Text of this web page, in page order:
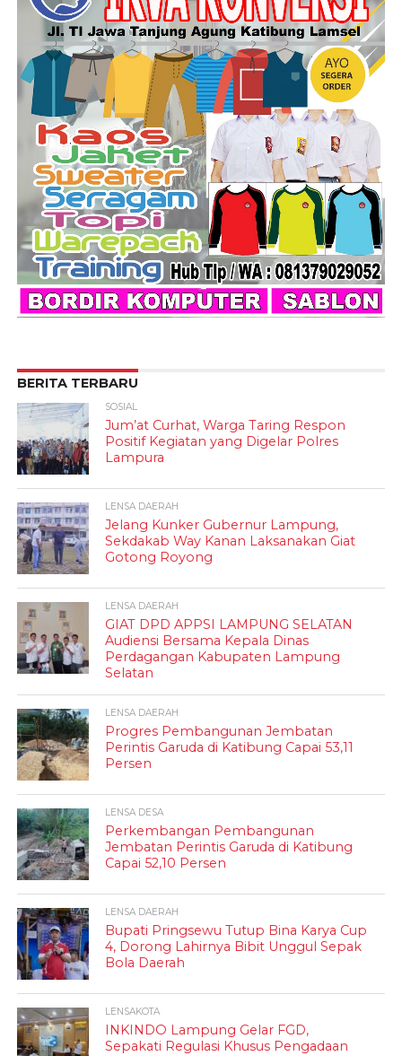
BERITA TERBARU
SOSIAL
Jum’at Curhat, Warga Taring Respon
Positif Kegiatan yang Digelar Polres
Lampura
LENSA DAERAH
Jelang Kunker Gubernur Lampung,
Sekdakab Way Kanan Laksanakan Giat
Gotong Royong
LENSA DAERAH
GIAT DPD APPSI LAMPUNG SELATAN
Audiensi Bersama Kepala Dinas
Perdagangan Kabupaten Lampung
Selatan
LENSA DAERAH
Progres Pembangunan Jembatan
Perintis Garuda di Katibung Capai 53,11
Persen
LENSA DESA
Perkembangan Pembangunan
Jembatan Perintis Garuda di Katibung
Capai 52,10 Persen
LENSA DAERAH
Bupati Pringsewu Tutup Bina Karya Cup
4, Dorong Lahirnya Bibit Unggul Sepak
Bola Daerah
LENSAKOTA
INKINDO Lampung Gelar FGD,
Sepakati Regulasi Khusus Pengadaan